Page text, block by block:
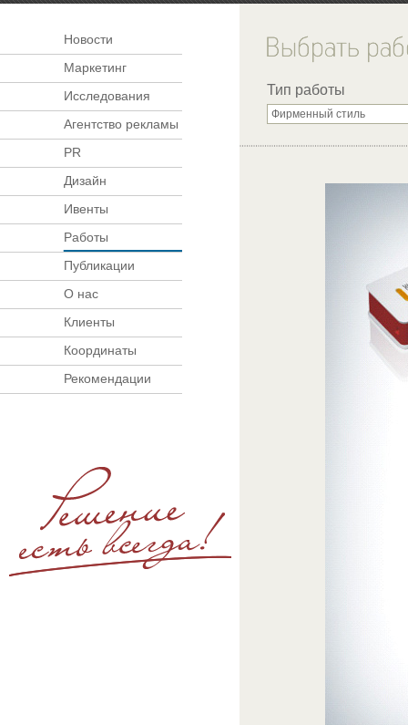
Новости
Маркетинг
Исследования
Агентство рекламы
PR
Дизайн
Ивенты
Работы
Публикации
О нас
Клиенты
Координаты
Рекомендации
Тип работы